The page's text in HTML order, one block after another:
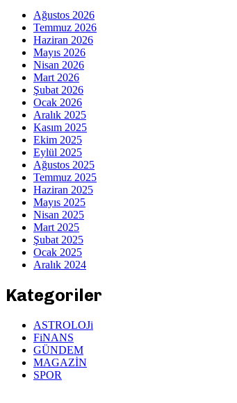
Ağustos 2026
Temmuz 2026
Haziran 2026
Mayıs 2026
Nisan 2026
Mart 2026
Şubat 2026
Ocak 2026
Aralık 2025
Kasım 2025
Ekim 2025
Eylül 2025
Ağustos 2025
Temmuz 2025
Haziran 2025
Mayıs 2025
Nisan 2025
Mart 2025
Şubat 2025
Ocak 2025
Aralık 2024
Kategoriler
ASTROLOJi
FiNANS
GÜNDEM
MAGAZİN
SPOR